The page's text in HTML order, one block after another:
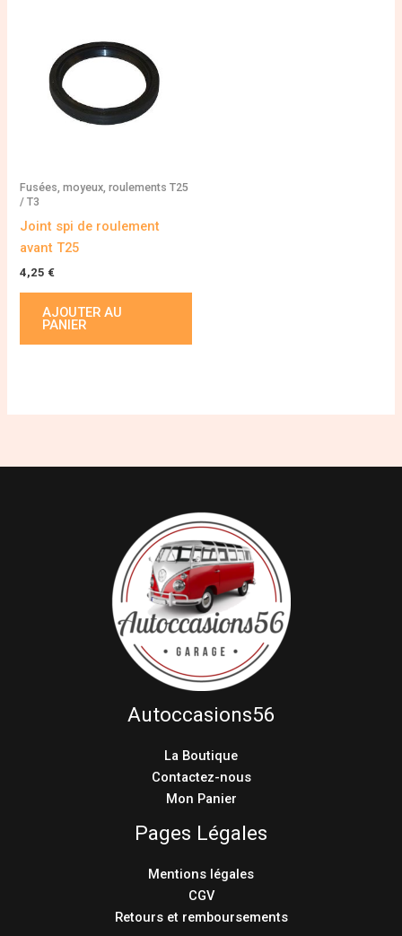
Fusées, moyeux, roulements T25
/ T3
Joint spi de roulement
avant T25
4,25 €
AJOUTER AU
PANIER
Autoccasions56
La Boutique
Contactez-nous
Mon Panier
Pages Légales
Mentions légales
CGV
Retours et remboursements